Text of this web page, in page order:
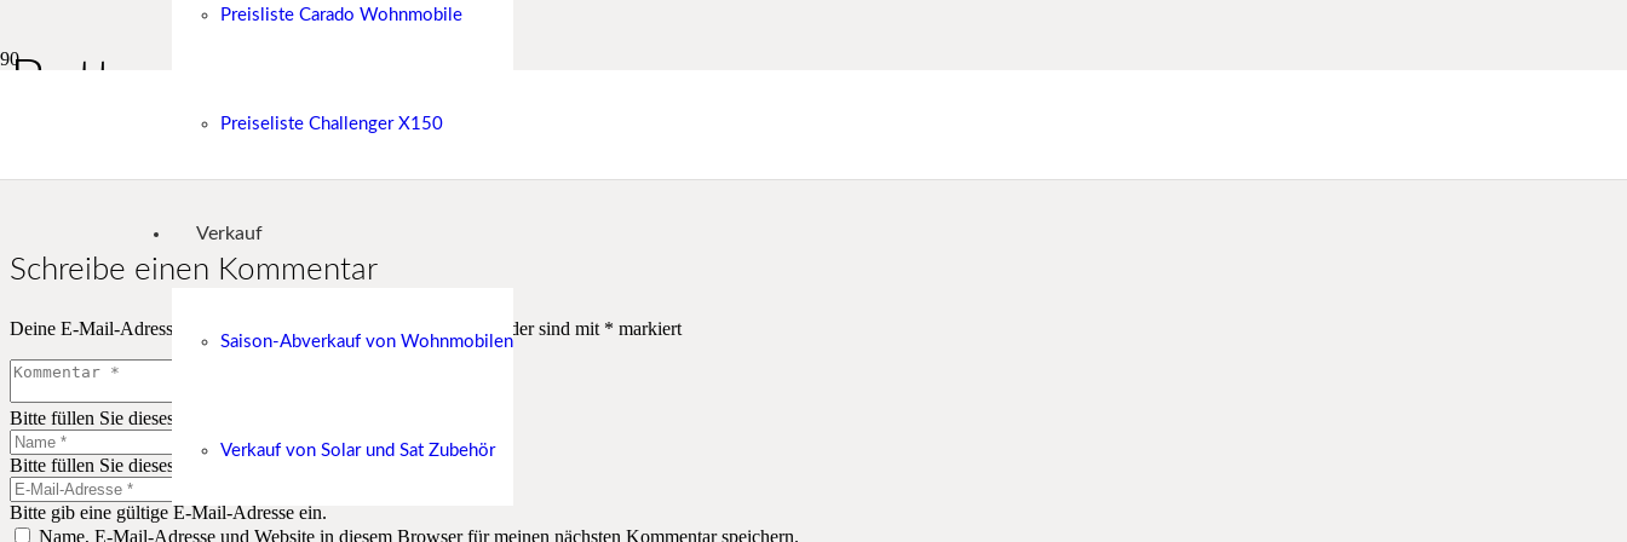
Preisliste Carado Wohnmobile
Preiseliste Challenger X150
Verkauf
Saison-Abverkauf von Wohnmobilen
Verkauf von Solar und Sat Zubehör
ButtonAS3 11
Schreibe einen Kommentar
Deine E-Mail-Adresse wird nicht veröffentlicht. Erforderliche Felder sind mit * markiert
Bitte füllen Sie dieses Feld aus.
Bitte füllen Sie dieses Feld aus.
Bitte gib eine gültige E-Mail-Adresse ein.
Name, E-Mail-Adresse und Website in diesem Browser für meinen nächsten Kommentar speichern.